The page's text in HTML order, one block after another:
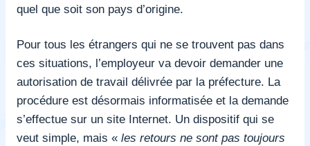
quel que soit son pays d’origine.
Pour tous les étrangers qui ne se trouvent pas dans
ces situations, l’employeur va devoir demander une
autorisation de travail délivrée par la préfecture. La
procédure est désormais informatisée et la demande
s’effectue sur un site Internet. Un dispositif qui se
veut simple, mais « les retours ne sont pas toujours